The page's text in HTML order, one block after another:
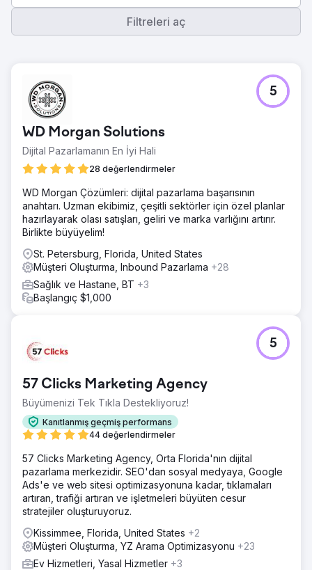
Filtreleri aç
WD Morgan Solutions
Dijital Pazarlamanın En İyi Hali
28 değerlendirmeler
5
WD Morgan Çözümleri: dijital pazarlama başarısının
anahtarı. Uzman ekibimiz, çeşitli sektörler için özel planlar
hazırlayarak olası satışları, geliri ve marka varlığını artırır.
Birlikte büyüyelim!
St. Petersburg, Florida, United States
Müşteri Oluşturma, Inbound Pazarlama +28
Sağlık ve Hastane, BT +3
Başlangıç $1,000
57 Clicks Marketing Agency
Büyümenizi Tek Tıkla Destekliyoruz!
Kanıtlanmış geçmiş performans
44 değerlendirmeler
5
57 Clicks Marketing Agency, Orta Florida'nın dijital
pazarlama merkezidir. SEO'dan sosyal medyaya, Google
Ads'e ve web sitesi optimizasyonuna kadar, tıklamaları
artıran, trafiği artıran ve işletmeleri büyüten cesur
stratejiler oluşturuyoruz.
Kissimmee, Florida, United States +2
Müşteri Oluşturma, YZ Arama Optimizasyonu +23
Ev Hizmetleri, Yasal Hizmetler +3